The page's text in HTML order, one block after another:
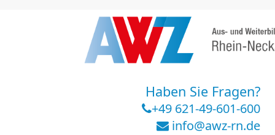
Haben Sie Fragen?
+49 621-49-601-600
info@awz-rn.de